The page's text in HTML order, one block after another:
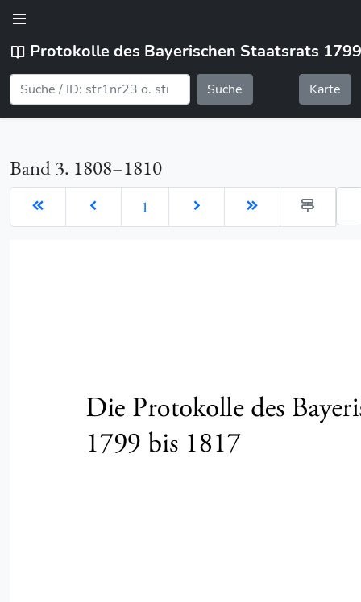
Protokolle des Bayerischen Staatsrats
Suche Karte
Band 3. 1808–1810
1